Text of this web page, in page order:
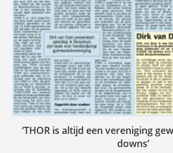
‘THOR is altijd een vereniging
downs’